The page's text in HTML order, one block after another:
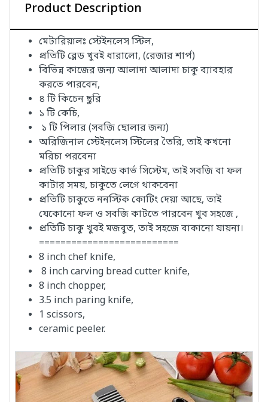
Product Description
মেটারিয়ালঃ স্টেইনলেস স্টিল,
প্রতিটি ব্লেড খুবই ধারালো, (রেজার শার্প)
বিভিন্ন কাজের জন্য আলাদা আলাদা চাকু ব্যাবহার
করতে পারবেন,
৪ টি কিচেন ছুরি
১ টি কেচি,
১ টি পিলার (সবজি ছোলার জন্য)
অরিজিনাল স্টেইনলেস স্টিলের তৈরি, তাই কখনো
মরিচা পরবেনা
প্রতিটি চাকুর সাইডে কার্ভ সিস্টেম, তাই সবজি বা ফল
কাটার সময়, চাকুতে লেগে থাকবেনা
প্রতিটি চাকুতে ননস্টিক কোটিং দেয়া আছে, তাই
যেকোনো ফল ও সবজি কাটতে পারবেন খুব সহজে ,
প্রতিটি চাকু খুবই মজবুত, তাই সহজে বাকানো যায়না।
==========================
8 inch chef knife,
8 inch carving bread cutter knife,
8 inch chopper,
3.5 inch paring knife,
1 scissors,
ceramic peeler.